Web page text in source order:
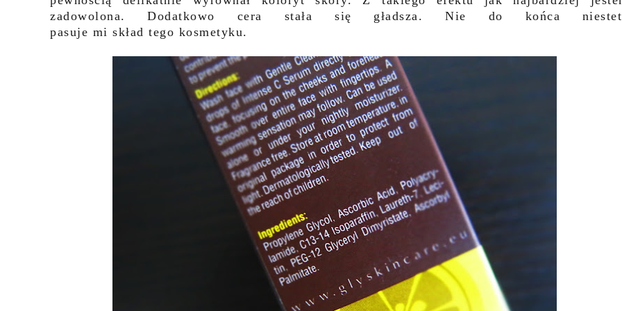
zadowolona. Dodatkowo cera stała się gładsza. Nie do końca
pasuje mi skład tego kosmetyku.